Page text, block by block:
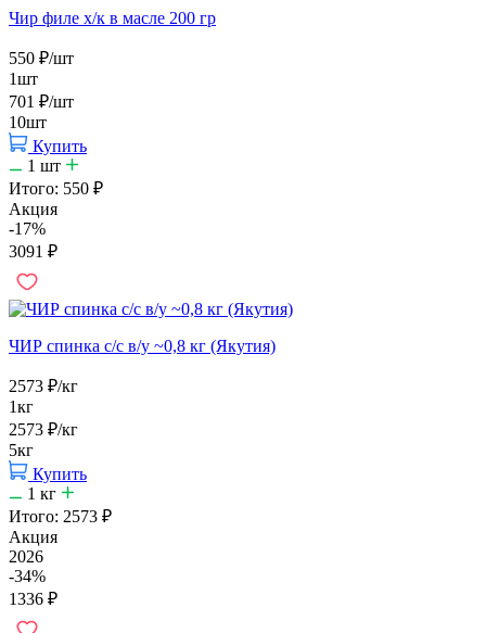
Чир филе х/к в масле 200 гр
550 ₽/шт
1шт
701 ₽/шт
10шт
Купить
1 шт
Итого: 550 ₽
Акция
-17%
3091 ₽
ЧИР спинка с/с в/у ~0,8 кг (Якутия)
2573 ₽/кг
1кг
2573 ₽/кг
5кг
Купить
1 кг
Итого: 2573 ₽
Акция
2026
-34%
1336 ₽